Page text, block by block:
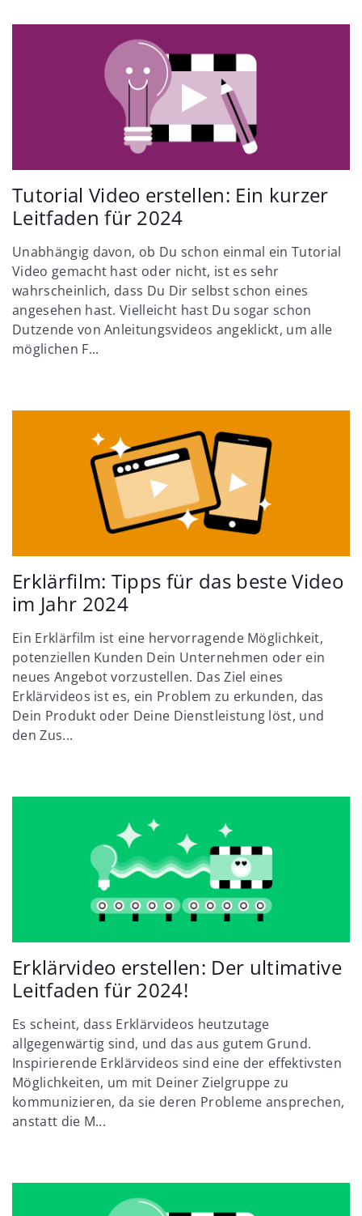
Tutorial Video erstellen: Ein kurzer
Leitfaden für 2024
Unabhängig davon, ob Du schon einmal ein Tutorial
Video gemacht hast oder nicht, ist es sehr
wahrscheinlich, dass Du Dir selbst schon eines
angesehen hast. Vielleicht hast Du sogar schon
Dutzende von Anleitungsvideos angeklickt, um alle
möglichen F...
Erklärfilm: Tipps für das beste Video
im Jahr 2024
Ein Erklärfilm ist eine hervorragende Möglichkeit,
potenziellen Kunden Dein Unternehmen oder ein
neues Angebot vorzustellen. Das Ziel eines
Erklärvideos ist es, ein Problem zu erkunden, das
Dein Produkt oder Deine Dienstleistung löst, und
den Zus...
Erklärvideo erstellen: Der ultimative
Leitfaden für 2024!
Es scheint, dass Erklärvideos heutzutage
allgegenwärtig sind, und das aus gutem Grund.
Inspirierende Erklärvideos sind eine der effektivsten
Möglichkeiten, um mit Deiner Zielgruppe zu
kommunizieren, da sie deren Probleme ansprechen,
anstatt die M...